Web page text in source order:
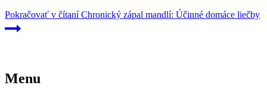
Pokračovať v čítaníChronický zápal mandlí: Účinné domáce liečby
Menu